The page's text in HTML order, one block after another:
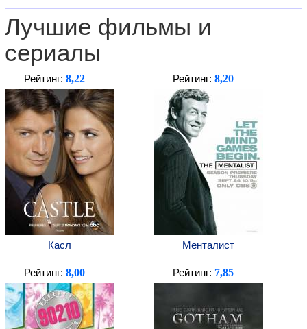
Лучшие фильмы и
сериалы
Рейтинг: 8,22
Касл
Рейтинг: 8,20
Менталист
Рейтинг: 8,00 Рейтинг: 7,85